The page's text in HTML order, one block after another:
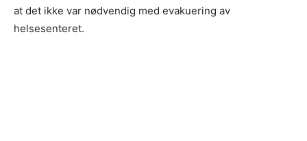
at det ikke var nødvendig med evakuering av
helsesenteret.